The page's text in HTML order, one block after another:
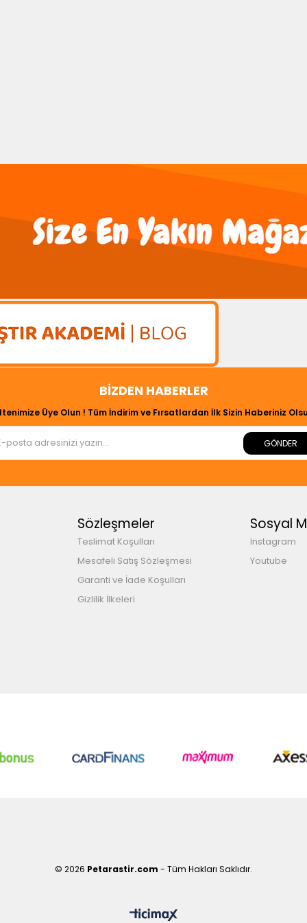
BIZDEN HABERLER
Üye Olun ! Tüm İndirim ve Fırsatlardan İlk Sizin Haberiniz
GÖNDER
Sözleşmeler
Teslimat Koşulları
Mesafeli Satış Sözleşmesi
Garanti ve İade Koşulları
Gizlilik İlkeleri
Sosyal
Instagram
Youtube
© 2026 Petarastir.com - Tüm Hakları Saklıdır.